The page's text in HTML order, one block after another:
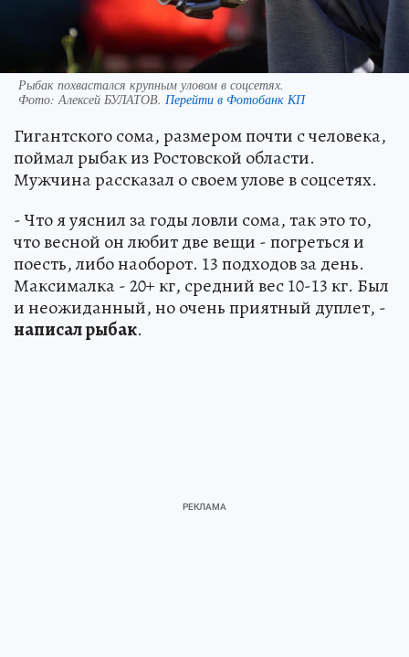
Рыбак похвастался крупным уловом в соцсетях.
Фото:Алексей БУЛАТОВ. Перейти в Фотобанк КП
Гигантского сома, размером почти с человека,
поймал рыбак из Ростовской области.
Мужчина рассказал о своем улове в соцсетях.
- Что я уяснил за годы ловли сома, так это то,
что весной он любит две вещи - погреться и
поесть, либо наоборот. 13 подходов за день.
Максималка - 20+ кг, средний вес 10-13 кг. Был
и неожиданный, но очень приятный дуплет, -
написал рыбак.